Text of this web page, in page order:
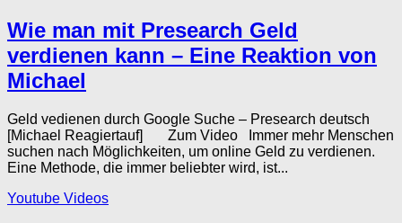
Wie man mit Presearch Geld
verdienen kann – Eine Reaktion von
Michael
Geld vedienen durch Google Suche – Presearch deutsch
[Michael Reagiertauf] Zum Video Immer mehr Menschen
suchen nach Möglichkeiten, um online Geld zu verdienen.
Eine Methode, die immer beliebter wird, ist...
Youtube Videos